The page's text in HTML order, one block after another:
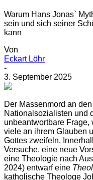
Warum Hans Jonas`
sein und sich seiner
kann
Von
Eckart Löhr
-
3. September 2025
Der Massenmord an
Nationalsozialisten und
unbeantwortbare
viele an ihrem Glauben
Gottes zweifeln.
Versuche, eine neue
eine Theologie nach
2024) entwarf eine
katholische Theologe